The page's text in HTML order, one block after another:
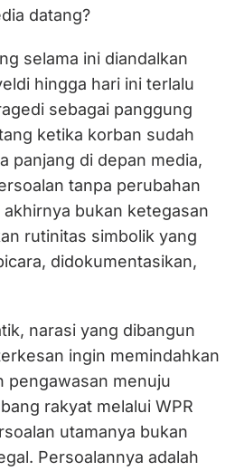
datang?
selama ini diandalkan
hingga hari ini terlalu
sebagai panggung
ketika korban sudah
panjang di depan media,
tanpa perubahan
bukan ketegasan
rutinitas simbolik yang
didokumentasikan,
narasi yang dibangun
ingin memindahkan
pengawasan menuju
rakyat melalui WPR
utamanya bukan
Persoalannya adalah